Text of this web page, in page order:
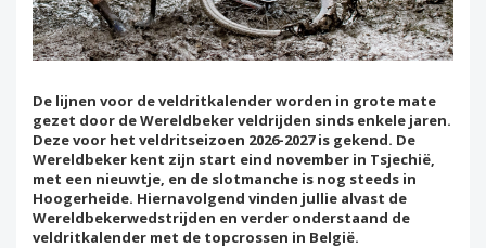
De lijnen voor de veldritkalender worden in grote mate
gezet door de Wereldbeker veldrijden sinds enkele jaren.
Deze voor het veldritseizoen 2026-2027 is gekend. De
Wereldbeker kent zijn start eind november in Tsjechië,
met een nieuwtje, en de slotmanche is nog steeds in
Hoogerheide. Hiernavolgend vinden jullie alvast de
Wereldbekerwedstrijden en verder onderstaand de
veldritkalender met de topcrossen in België.